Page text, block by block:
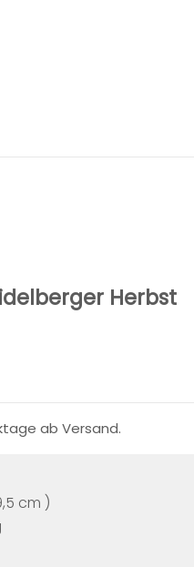
Herbst
ab Versand.
cm )